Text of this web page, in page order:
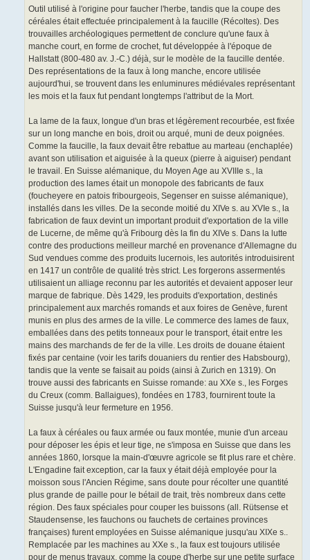
Outil utilisé à l'origine pour faucher l'herbe, tandis que la coupe des
céréales était effectuée principalement à la faucille (Récoltes). Des
trouvailles archéologiques permettent de conclure qu'une faux à
manche court, en forme de crochet, fut développée à l'époque de
Hallstatt (800-480 av. J.-C.) déjà, sur le modèle de la faucille dentée.
Des représentations de la faux à long manche, encore utilisée
aujourd'hui, se trouvent dans les enluminures médiévales représentant
les mois et la faux fut pendant longtemps l'attribut de la Mort.
La lame de la faux, longue d'un bras et légèrement recourbée, est fixée
sur un long manche en bois, droit ou arqué, muni de deux poignées.
Comme la faucille, la faux devait être rebattue au marteau (enchaplée)
avant son utilisation et aiguisée à la queux (pierre à aiguiser) pendant
le travail. En Suisse alémanique, du Moyen Age au XVIIIe s., la
production des lames était un monopole des fabricants de faux
(foucheyere en patois fribourgeois, Segenser en suisse alémanique),
installés dans les villes. De la seconde moitié du XIVe s. au XVIe s., la
fabrication de faux devint un important produit d'exportation de la ville
de Lucerne, de même qu'à Fribourg dès la fin du XIVe s. Dans la lutte
contre des productions meilleur marché en provenance d'Allemagne du
Sud vendues comme des produits lucernois, les autorités introduisirent
en 1417 un contrôle de qualité très strict. Les forgerons assermentés
utilisaient un alliage reconnu par les autorités et devaient apposer leur
marque de fabrique. Dès 1429, les produits d'exportation, destinés
principalement aux marchés romands et aux foires de Genève, furent
munis en plus des armes de la ville. Le commerce des lames de faux,
emballées dans des petits tonneaux pour le transport, était entre les
mains des marchands de fer de la ville. Les droits de douane étaient
fixés par centaine (voir les tarifs douaniers du rentier des Habsbourg),
tandis que la vente se faisait au poids (ainsi à Zurich en 1319). On
trouve aussi des fabricants en Suisse romande: au XXe s., les Forges
du Creux (comm. Ballaigues), fondées en 1783, fournirent toute la
Suisse jusqu'à leur fermeture en 1956.
La faux à céréales ou faux armée ou faux montée, munie d'un arceau
pour déposer les épis et leur tige, ne s'imposa en Suisse que dans les
années 1860, lorsque la main-d'œuvre agricole se fit plus rare et chère.
L'Engadine fait exception, car la faux y était déjà employée pour la
moisson sous l'Ancien Régime, sans doute pour récolter une quantité
plus grande de paille pour le bétail de trait, très nombreux dans cette
région. Des faux spéciales pour couper les buissons (all. Rütsense et
Staudensense, les fauchons ou fauchets de certaines provinces
françaises) furent employées en Suisse alémanique jusqu'au XIXe s..
Remplacée par les machines au XXe s., la faux est toujours utilisée
pour de menus travaux, comme la coupe d'herbe sur une petite surface